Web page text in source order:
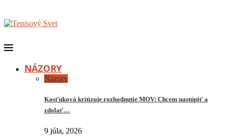
NÁZORY
Názory
Kosťuková kritizuje rozhodnutie MOV: Chcem nastúpiť a
zdolať…
9 júla, 2026